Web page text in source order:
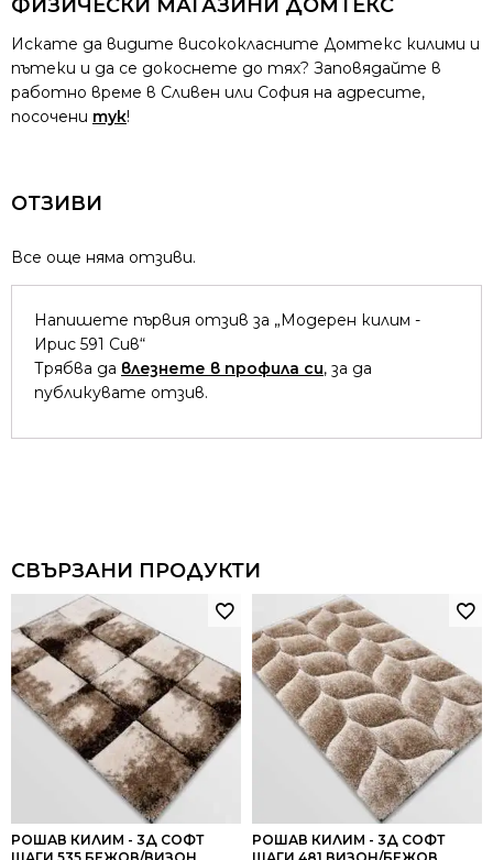
ФИЗИЧЕСКИ МАГАЗИНИ ДОМТЕКС
Искате да видите висококласните Домтекс килими и
пътеки и да се докоснете до тях? Заповядайте в
работно време в Сливен или София на адресите,
посочени тук!
ОТЗИВИ
Все още няма отзиви.
Напишете първия отзив за „Модерен килим -
Ирис 591 Сив“
Трябва да влезнете в профила си, за да
публикувате отзив.
СВЪРЗАНИ ПРОДУКТИ
РОШАВ КИЛИМ - 3Д СОФТ
РОШАВ КИЛИМ - 3Д СОФТ